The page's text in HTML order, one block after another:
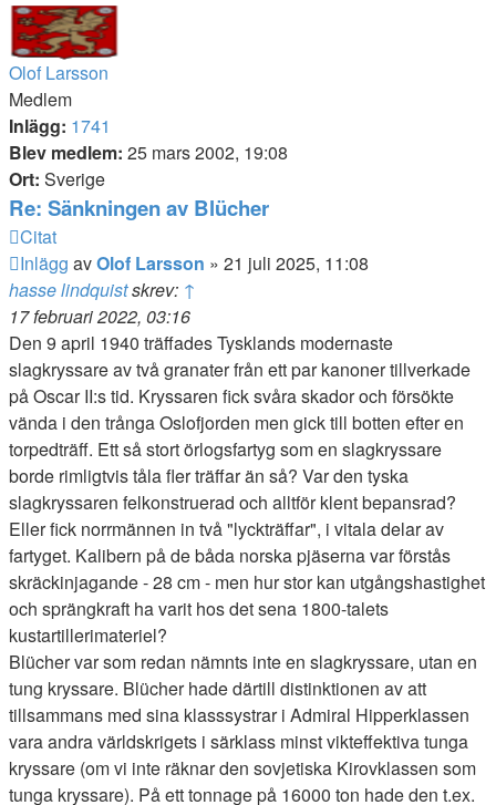
Olof Larsson
Medlem
Inlägg: 1741
Blev medlem: 25 mars 2002, 19:08
Ort: Sverige
Re: Sänkningen av Blücher
Citat
Inlägg avOlof Larsson » 21 juli 2025, 11:08
hasse lindquistskrev: ↑
17 februari 2022, 03:16
Den 9 april 1940 träffades Tysklands modernaste
slagkryssare av två granater från ett par kanoner tillverkade
på Oscar II:s tid. Kryssaren fick svåra skador och försökte
vända i den trånga Oslofjorden men gick till botten efter en
torpedträff. Ett så stort örlogsfartyg som en slagkryssare
borde rimligtvis tåla fler träffar än så? Var den tyska
slagkryssaren felkonstruerad och alltför klent bepansrad?
Eller fick norrmännen in två "lyckträffar", i vitala delar av
fartyget. Kalibern på de båda norska pjäserna var förstås
skräckinjagande - 28 cm - men hur stor kan utgångshastighet
och sprängkraft ha varit hos det sena 1800-talets
kustartillerimateriel?
Blücher var som redan nämnts inte en slagkryssare, utan en
tung kryssare. Blücher hade därtill distinktionen av att
tillsammans med sina klasssystrar i Admiral Hipperklassen
vara andra världskrigets i särklass minst vikteffektiva tunga
kryssare (om vi inte räknar den sovjetiska Kirovklassen som
tunga kryssare). På ett tonnage på 16000 ton hade den t.ex.